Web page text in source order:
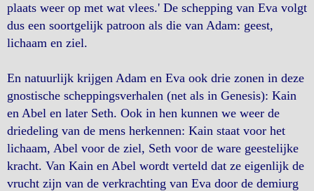
plaats weer op met wat vlees.' De schepping van Eva volgt
dus een soortgelijk patroon als die van Adam: geest,
lichaam en ziel.
En natuurlijk krijgen Adam en Eva ook drie zonen in deze
gnostische scheppingsverhalen (net als in Genesis): Kain
en Abel en later Seth. Ook in hen kunnen we weer de
driedeling van de mens herkennen: Kain staat voor het
lichaam, Abel voor de ziel, Seth voor de ware geestelijke
kracht. Van Kain en Abel wordt verteld dat ze eigenlijk de
vrucht zijn van de verkrachting van Eva door de demiurg